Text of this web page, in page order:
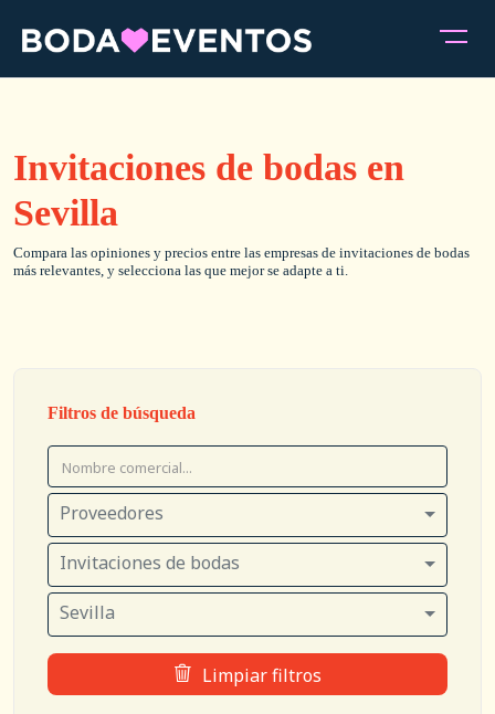
Invitaciones de bodas en
Sevilla
Compara las opiniones y precios entre las empresas de invitaciones de bodas
más relevantes, y selecciona las que mejor se adapte a ti.
Filtros de búsqueda
Proveedores
Invitaciones de bodas
Sevilla
Limpiar filtros